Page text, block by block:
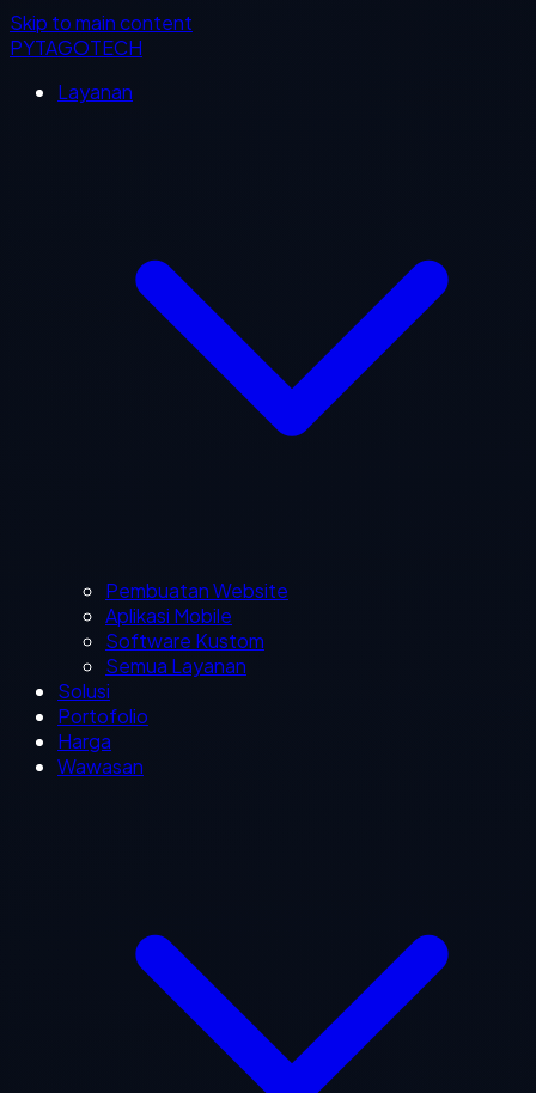
Skip to main content
PYTAGOTECH
Layanan
Pembuatan Website
Aplikasi Mobile
Software Kustom
Semua Layanan
Solusi
Portofolio
Harga
Wawasan